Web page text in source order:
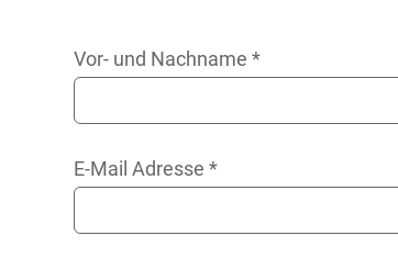
Vor- und Nachname*
E-Mail Adresse*